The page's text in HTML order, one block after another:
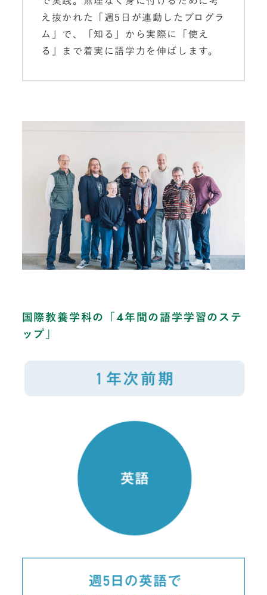
え抜かれた「週5日が連動したプログラ
ム」で、「知る」から実際に「使え
る」まで着実に語学力を伸ばします。
国際教養学科の「4年間の語学学習のステ
ップ」